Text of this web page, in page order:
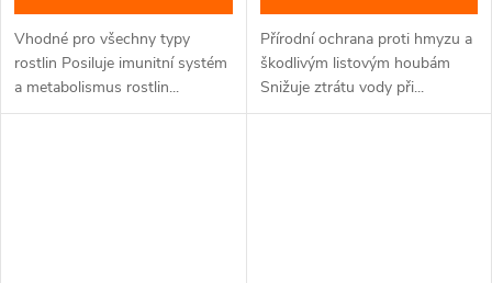
Vhodné pro všechny typy
rostlin Posiluje imunitní systém
a metabolismus rostlin...
Přírodní ochrana proti hmyzu a
škodlivým listovým houbám
Snižuje ztrátu vody při...